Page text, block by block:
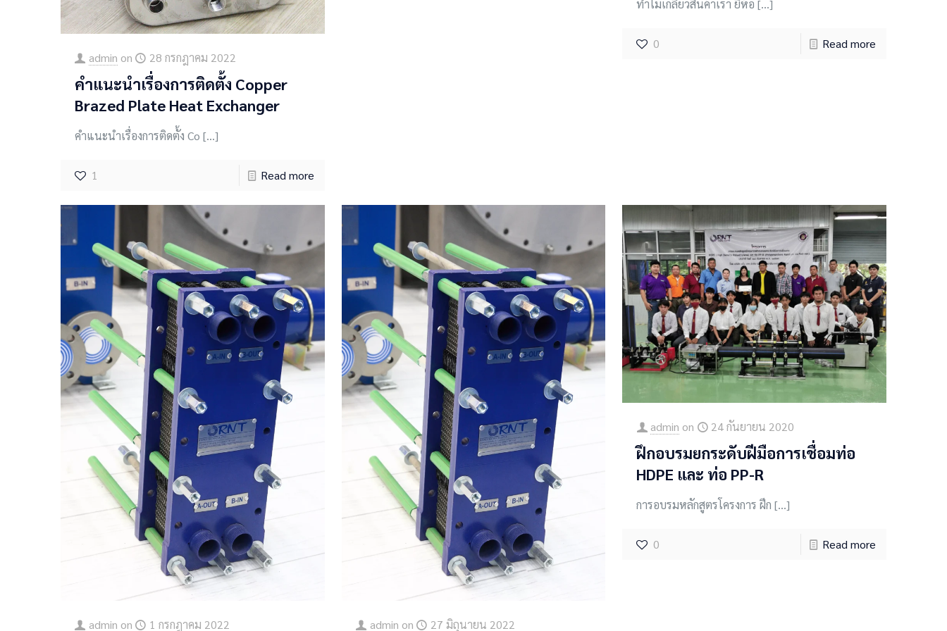
admin on 28 กรกฎาคม 2022
คำแนะนำเรื่องการติดตั้ง Copper
Brazed Plate Heat Exchanger
คำแนะนำเรื่องการติดตั้ง Co […]
1 Read more
ทำไมเกลียวสินค้าเรา ยี่ห้อ […]
0 Read more
admin on 1 กรกฎาคม 2022 admin on 27 มิถุนายน 2022
admin on 24 กันยายน 2020
ฝึกอบรมยกระดับฝีมือการเชื่อมท่อ
HDPE และ ท่อ PP-R
การอบรมหลักสูตรโครงการ ฝึก […]
0 Read more